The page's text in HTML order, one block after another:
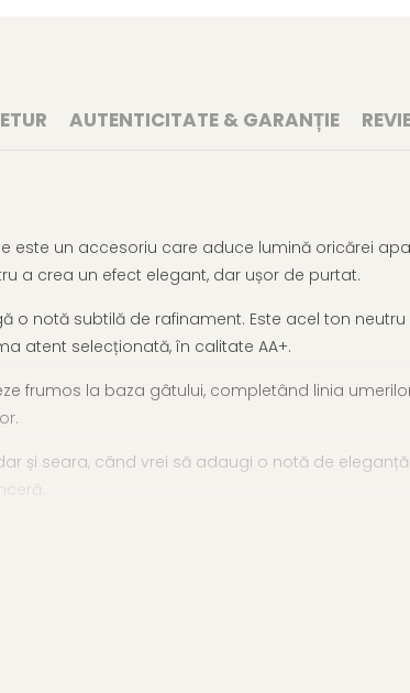
AUTENTICITATE & GARANȚIE
este un accesoriu care aduce lumină oricărei
a crea un efect elegant, dar ușor de purtat.
o notă subtilă de rafinament. Este acel ton
atent selecționată, în calitate AA+.
frumos la baza gâtului, completând linia
și seara, când vrei să adaugi o notă de